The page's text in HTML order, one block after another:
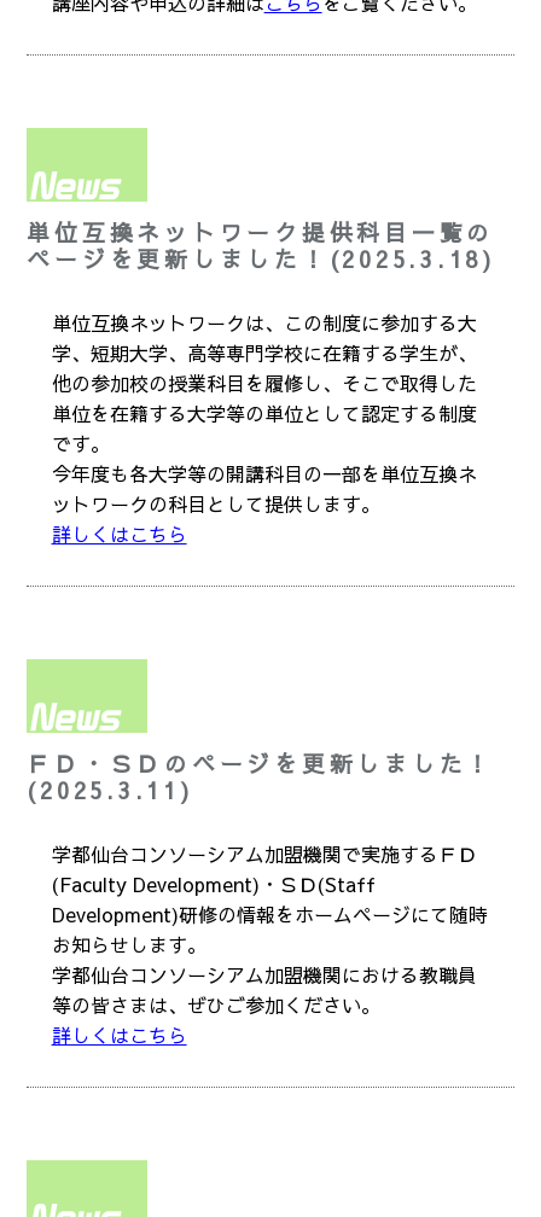
単位互換ネットワーク提供科目一覧の
ページを更新しました！(2025.3.18)
単位互換ネットワークは、この制度に参加する大
学、短期大学、高等専門学校に在籍する学生が、
他の参加校の授業科目を履修し、そこで取得した
単位を在籍する大学等の単位として認定する制度
です。
今年度も各大学等の開講科目の一部を単位互換ネ
ットワークの科目として提供します。
詳しくはこちら
ＦＤ・ＳＤのページを更新しました！
(2025.3.11)
学都仙台コンソーシアム加盟機関で実施するＦＤ
(Faculty Development)・ＳＤ(Staff
Development)研修の情報をホームページにて随時
お知らせします。
学都仙台コンソーシアム加盟機関における教職員
等の皆さまは、ぜひご参加ください。
詳しくはこちら